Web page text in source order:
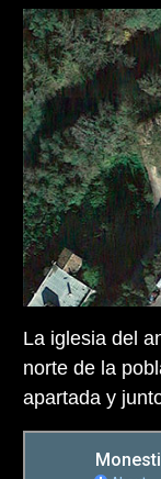
La iglesia del
norte de la
apartada y